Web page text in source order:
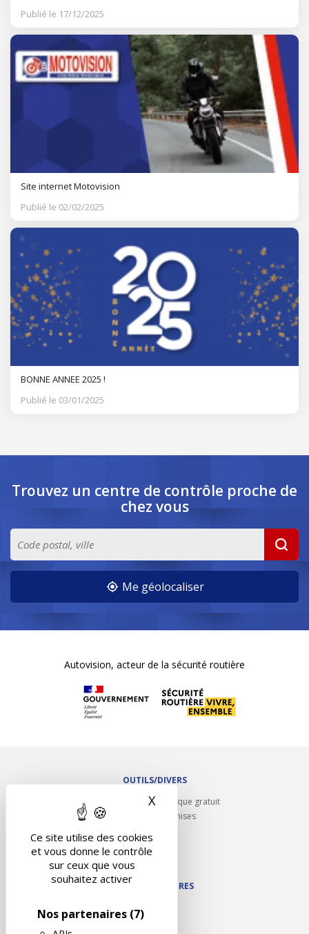
Ce site utilise des cookies
et vous donne le contrôle
sur ceux que vous
souhaitez activer
Nos partenaires (7)
X Masquer le bandeau des
Publié le 17/12/2025
Site internet Motovision
Publié le 02/02/2025
BONNE ANNEE 2025 !
Publié le 03/01/2025
Trouvez un centre de contrôle proche de
chez vous
Me géolocaliser
Autovision, acteur de la sécurité routière
OUTILS/DIVERS
Rappel contrôle technique gratuit
Partenariats/Remises
Contact
NOS PARTENAIRES
Autodidact
Karoil